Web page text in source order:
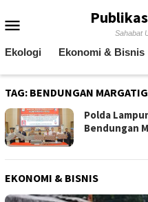
to
Sahabat
Ekologi Ekonomi & Bisnis
TAG: BENDUNGAN
Polda
Bendungan
EKONOMI & BISNIS